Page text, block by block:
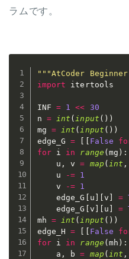
ラムです。
"""AtCoder
import itertools
INF = 1 << 30
n = int ( input ( ) )
mg = int ( input ( ) )
edge_G = [ [ False
for i in range (mg ) :
    u
, v = map ( int ,
    u
-= 1
    v
-= 1
    edge_G
[ u ] [v ] =
    edge_G
[v ] [ u ] =
mh = int ( input ( ) )
edge_H = [ [ False
for i in range (mh ) :
    a
, b = map ( int ,